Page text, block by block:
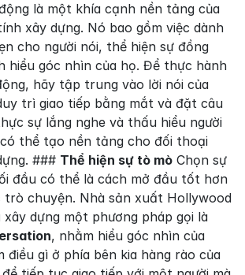
là một khía cạnh nền tảng của
xây dựng. Nó bao gồm việc dành
cho người nói, thể hiện sự đồng
hiểu góc nhìn của họ. Để thực hành
hãy tập trung vào lời nói của
trì giao tiếp bằng mắt và đặt câu
sự lắng nghe và thấu hiểu người
thể tạo nền tảng cho đối thoại
### Thể hiện sự tò mò Chọn sự
đầu có thể là cách mở đầu tốt hơn
chuyện. Nhà sản xuất Hollywood
, nhằm hiểu góc nhìn của
điều gì ở phía bên kia hàng rào của